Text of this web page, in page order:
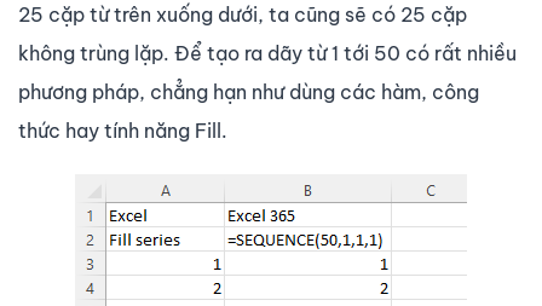
25 cặp từ trên xuống dưới, ta cũng sẽ có 25 cặp
không trùng lặp. Để tạo ra dãy từ 1 tới 50 có rất nhiều
phương pháp, chẳng hạn như dùng các hàm, công
thức hay tính năng Fill.